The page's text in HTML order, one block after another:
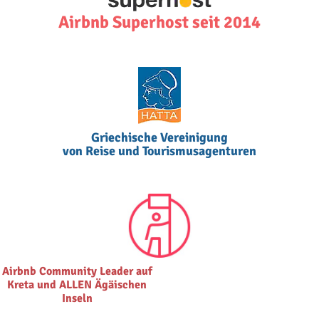
Airbnb Superhost seit 2014
Griechische Vereinigung
von Reise und Tourismusagenturen
Airbnb Community Leader auf
Kreta und ALLEN Ägäischen
Inseln